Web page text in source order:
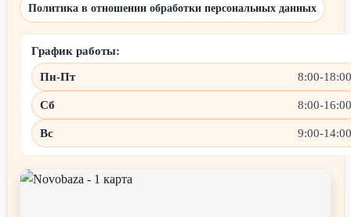
Политика в отношении обработки персональных данных
График работы:
Пн-Пт
8:00-18:00
Сб 8:00-16:00
Вс 9:00-14:00